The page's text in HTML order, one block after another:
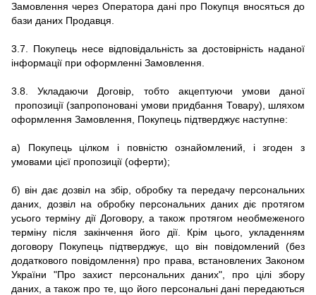
Замовлення через Оператора дані про Покупця вносяться до
бази даних Продавця.
3.7.
Покупець несе відповідальність за достовірність наданої
інформації при оформленні Замовлення.
3.8. Укладаючи Договір, тобто
акцептуючи умови даної
пропозиції (запропоновані умови придбання Товару), шляхом
оформлення Замовлення, Покупець підтверджує наступне:
а) Покупець цілком і повністю ознайомлений, і згоден з
умовами цієї пропозиції (оферти);
б) він дає дозвіл на збір, обробку та передачу персональних
даних, дозвіл на обробку персональних даних діє протягом
усього терміну дії Договору, а також протягом необмеженого
терміну після закінчення його дії.
Крім цього, укладенням
договору Покупець підтверджує, що він повідомлений (без
додаткового повідомлення) про права, встановлених Законом
України "Про захист персональних даних", про цілі збору
даних, а також про те, що його персональні дані передаються